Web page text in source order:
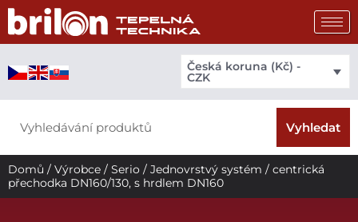
Přeskočit
obsah
Česká koruna (Kč) -
CZK
Vyhledat
Domů / Výrobce / Serio / Jednovrstvý systém / centrická
přechodka DN160/130, s hrdlem DN160